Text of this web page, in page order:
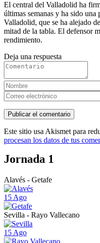
El central del Valladolid ha
últimas semanas y ha sido
Valladolid, que se ha alejado
mitad de la tabla. El defensor
rendimiento.
Deja una respuesta
Este sitio usa Akismet para
procesan los datos de tus
Jornada 1
Alavés - Getafe
15 Ago
Sevilla - Rayo Vallecano
15 Ago